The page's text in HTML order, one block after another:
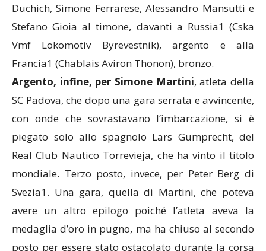
Duchich, Simone Ferrarese, Alessandro Mansutti e
Stefano Gioia al timone, davanti a Russia1 (Cska
Vmf Lokomotiv Byrevestnik), argento e alla
Francia1 (Chablais Aviron Thonon), bronzo.
Argento, infine, per Simone Martini, atleta della
SC Padova, che dopo una gara serrata e avvincente,
con onde che sovrastavano l’imbarcazione, si è
piegato solo allo spagnolo Lars Gumprecht, del
Real Club Nautico Torrevieja, che ha vinto il titolo
mondiale. Terzo posto, invece, per Peter Berg di
Svezia1. Una gara, quella di Martini, che poteva
avere un altro epilogo poiché l’atleta aveva la
medaglia d’oro in pugno, ma ha chiuso al secondo
posto per essere stato ostacolato durante la corsa